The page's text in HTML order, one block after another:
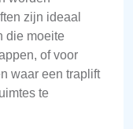
zijn ideaal
die moeite
of voor
waar een traplift
te